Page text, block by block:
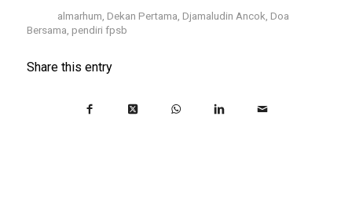
almarhum Dekan Pertama Djamaludin Ancok Doa
Bersama pendiri fpsb
Share this entry